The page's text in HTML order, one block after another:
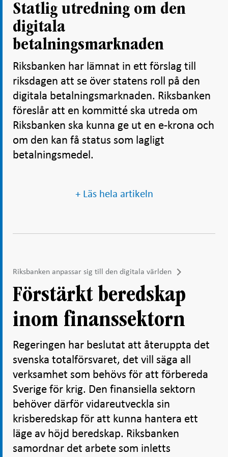
Statlig utredning om den
digitala
betalningsmarknaden
Riksbanken har lämnat in ett förslag till
riksdagen att se över statens roll på den
digitala betalningsmarknaden. Riksbanken
föreslår att en kommitté ska utreda om
Riksbanken ska kunna ge ut en e-krona och
om den kan få status som lagligt
betalningsmedel.
+ Läs hela artikeln
Riksbanken anpassar sig till den digitala världen
Förstärkt beredskap
inom finanssektorn
Regeringen har beslutat att återuppta det
svenska totalförsvaret, det vill säga all
verksamhet som behövs för att förbereda
Sverige för krig. Den finansiella sektorn
behöver därför vidareutveckla sin
krisberedskap för att kunna hantera ett
läge av höjd beredskap. Riksbanken
samordnar det arbete som inletts